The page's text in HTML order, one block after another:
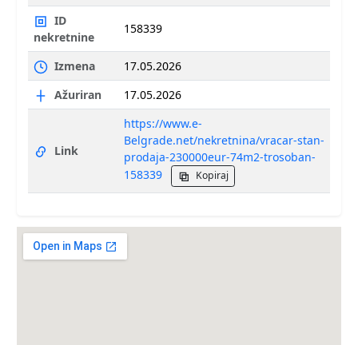
ID
nekretnine
158339
Izmena
17.05.2026
Ažuriran
17.05.2026
Link
https://www.e-
Belgrade.net/nekretnina/vracar-stan-
prodaja-230000eur-74m2-trosoban-
158339
Kopiraj